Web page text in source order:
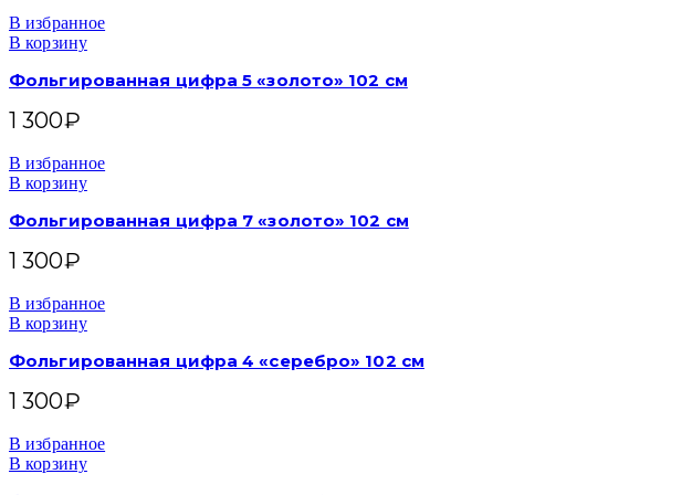
В избранное
В корзину
Фольгированная цифра 5 «золото» 102 см
1 300₽
В избранное
В корзину
Фольгированная цифра 7 «золото» 102 см
1 300₽
В избранное
В корзину
Фольгированная цифра 4 «серебро» 102 см
1 300₽
В избранное
В корзину